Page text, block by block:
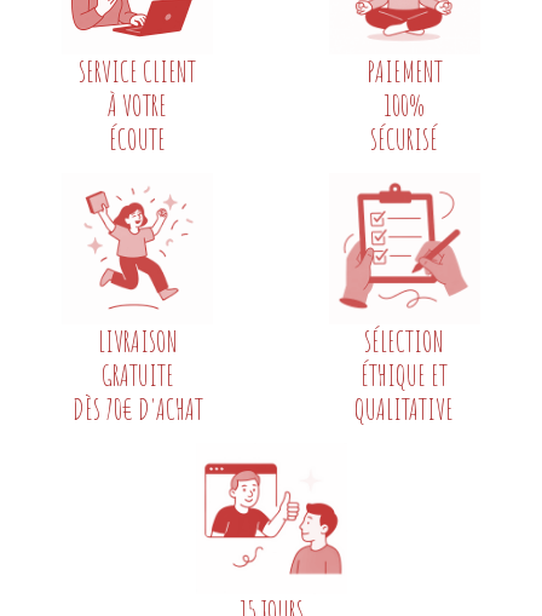
SERVICE CLIENT
À VOTRE
ÉCOUTE
PAIEMENT
100%
SÉCURISÉ
LIVRAISON
GRATUITE
DÈS 70€ D'ACHAT
SÉLECTION
ÉTHIQUE ET
QUALITATIVE